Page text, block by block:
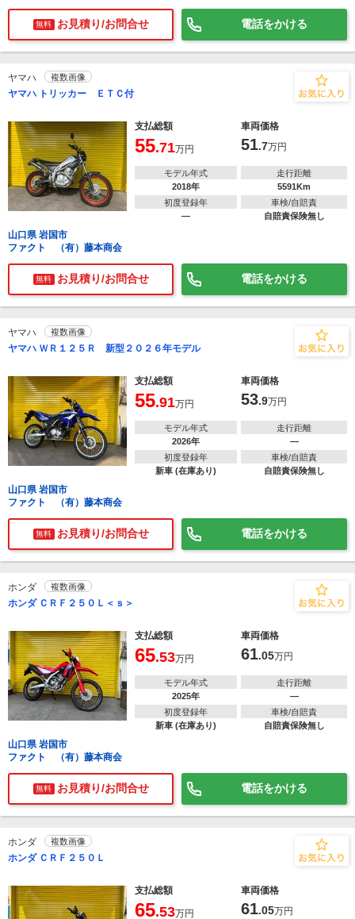
無料 お見積り/お問合せ 電話をかける
ヤマハ 複数画像
ヤマハ トリッカー ＥＴＣ付
支払総額 車両価格
55.71万円 51.7万円
モデル年式
2018年
走行距離
5591Km
初度登録年
―
車検/自賠責
自賠責保険無し
山口県 岩国市
ファクト （有）藤本商会
無料 お見積り/お問合せ 電話をかける
ヤマハ 複数画像
ヤマハ ＷＲ１２５Ｒ 新型２０２６年モデル
支払総額 車両価格
55.91万円 53.9万円
モデル年式
2026年
走行距離
―
初度登録年
新車 (在庫あり)
車検/自賠責
自賠責保険無し
山口県 岩国市
ファクト （有）藤本商会
無料 お見積り/お問合せ 電話をかける
ホンダ 複数画像
ホンダ ＣＲＦ２５０Ｌ＜ｓ＞
支払総額 車両価格
65.53万円 61.05万円
モデル年式
2025年
走行距離
―
初度登録年
新車 (在庫あり)
車検/自賠責
自賠責保険無し
山口県 岩国市
ファクト （有）藤本商会
無料 お見積り/お問合せ 電話をかける
ホンダ 複数画像
ホンダ ＣＲＦ２５０Ｌ
支払総額 車両価格
65.53万円 61.05万円